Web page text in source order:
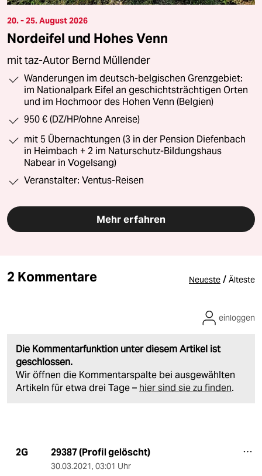
20. - 25. August 2026
Nordeifel und Hohes Venn
mit taz-Autor Bernd Müllender
Wanderungen im deutsch-belgischen Grenzgebiet:
im Nationalpark Eifel an geschichtsträchtigen Orten
und im Hochmoor des Hohen Venn (Belgien)
950 € (DZ/HP/ohne Anreise)
mit 5 Übernachtungen (3 in der Pension Diefenbach
in Heimbach + 2 im Naturschutz-Bildungshaus
Nabear in Vogelsang)
Veranstalter: Ventus-Reisen
Mehr erfahren
2 Kommentare Neueste / Älteste
Die Kommentarfunktion unter diesem Artikel ist
geschlossen.
Wir öffnen die Kommentarspalte bei ausgewählten
Artikeln für etwa drei Tage – hier sind sie zu finden.
einloggen
2G 29387 (Profil gelöscht)
30.03.2021, 03:01 Uhr